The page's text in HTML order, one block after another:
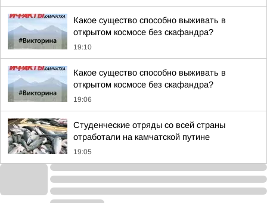
Какое существо способно выживать в
открытом космосе без скафандра?
19:10
Какое существо способно выживать в
открытом космосе без скафандра?
19:06
Студенческие отряды со всей страны
отработали на камчатской путине
19:05